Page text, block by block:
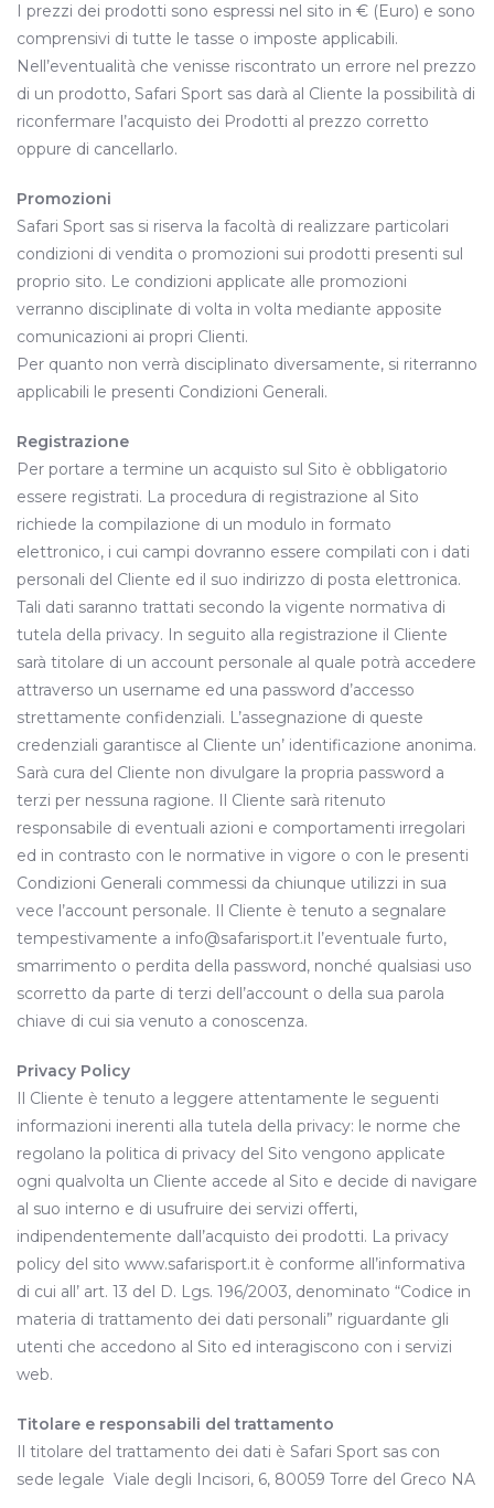
I prezzi dei prodotti sono espressi nel sito in € (Euro) e sono
comprensivi di tutte le tasse o imposte applicabili.
Nell’eventualità che venisse riscontrato un errore nel prezzo
di un prodotto, Safari Sport sas darà al Cliente la possibilità di
riconfermare l’acquisto dei Prodotti al prezzo corretto
oppure di cancellarlo.
Promozioni
Safari Sport sas si riserva la facoltà di realizzare particolari
condizioni di vendita o promozioni sui prodotti presenti sul
proprio sito. Le condizioni applicate alle promozioni
verranno disciplinate di volta in volta mediante apposite
comunicazioni ai propri Clienti.
Per quanto non verrà disciplinato diversamente, si riterranno
applicabili le presenti Condizioni Generali.
Registrazione
Per portare a termine un acquisto sul Sito è obbligatorio
essere registrati. La procedura di registrazione al Sito
richiede la compilazione di un modulo in formato
elettronico, i cui campi dovranno essere compilati con i dati
personali del Cliente ed il suo indirizzo di posta elettronica.
Tali dati saranno trattati secondo la vigente normativa di
tutela della privacy. In seguito alla registrazione il Cliente
sarà titolare di un account personale al quale potrà accedere
attraverso un username ed una password d’accesso
strettamente confidenziali. L’assegnazione di queste
credenziali garantisce al Cliente un’ identificazione anonima.
Sarà cura del Cliente non divulgare la propria password a
terzi per nessuna ragione. Il Cliente sarà ritenuto
responsabile di eventuali azioni e comportamenti irregolari
ed in contrasto con le normative in vigore o con le presenti
Condizioni Generali commessi da chiunque utilizzi in sua
vece l’account personale. Il Cliente è tenuto a segnalare
tempestivamente a info@safarisport.it l’eventuale furto,
smarrimento o perdita della password, nonché qualsiasi uso
scorretto da parte di terzi dell’account o della sua parola
chiave di cui sia venuto a conoscenza.
Privacy Policy
Il Cliente è tenuto a leggere attentamente le seguenti
informazioni inerenti alla tutela della privacy: le norme che
regolano la politica di privacy del Sito vengono applicate
ogni qualvolta un Cliente accede al Sito e decide di navigare
al suo interno e di usufruire dei servizi offerti,
indipendentemente dall’acquisto dei prodotti. La privacy
policy del sito www.safarisport.it è conforme all’informativa
di cui all’ art. 13 del D. Lgs. 196/2003, denominato “Codice in
materia di trattamento dei dati personali” riguardante gli
utenti che accedono al Sito ed interagiscono con i servizi
web.
Titolare e responsabili del trattamento
Il titolare del trattamento dei dati è Safari Sport sas con
sede legale Viale degli Incisori, 6, 80059 Torre del Greco NA